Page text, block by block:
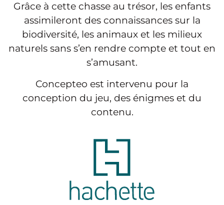
Grâce à cette chasse au trésor, les enfants
assimileront des connaissances sur la
biodiversité, les animaux et les milieux
naturels sans s’en rendre compte et tout en
s’amusant.
Concepteo est intervenu pour la
conception du jeu, des énigmes et du
contenu.